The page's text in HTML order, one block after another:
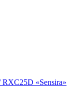
«Sensira»